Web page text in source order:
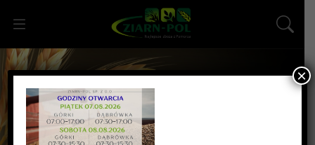
Wyniki postępowania
Strona główna
×